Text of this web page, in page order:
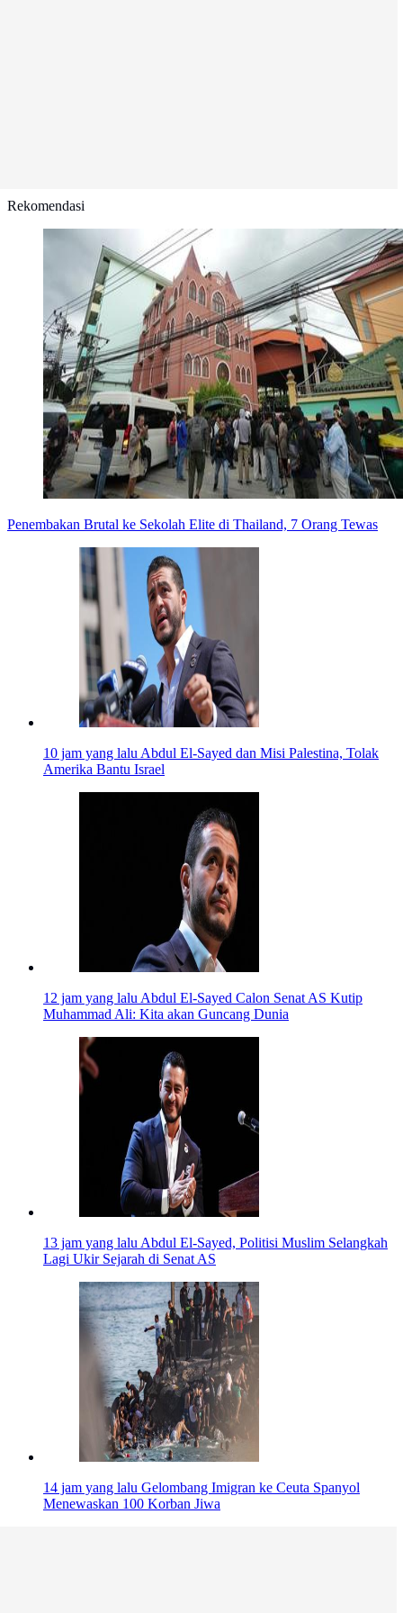
Rekomendasi
Penembakan Brutal ke Sekolah Elite di Thailand, 7 Orang Tewas
10 jam yang lalu Abdul El-Sayed dan Misi Palestina, Tolak
Amerika Bantu Israel
12 jam yang lalu Abdul El-Sayed Calon Senat AS Kutip
Muhammad Ali: Kita akan Guncang Dunia
13 jam yang lalu Abdul El-Sayed, Politisi Muslim Selangkah
Lagi Ukir Sejarah di Senat AS
14 jam yang lalu Gelombang Imigran ke Ceuta Spanyol
Menewaskan 100 Korban Jiwa